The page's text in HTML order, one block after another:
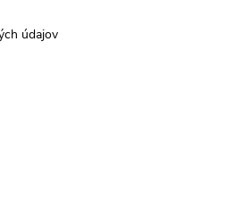
údajov